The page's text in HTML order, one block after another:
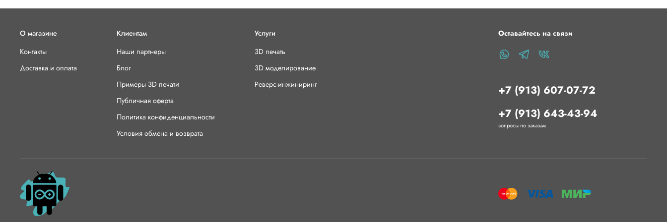
деталей- Скорость печати: 30-60 мм/с- Ретракт: длина 5-6 мм, скорость 45
проблемы со снятием готовой модели со стола, рекомендуем экстремально
улучшения сцепления пластика с покрытием платформы рекомендуем
О магазине
Контакты
Доставка и оплата
Клиентам
Наши партнеры
Блог
Примеры 3D печати
Публичная оферта
Политика конфиденциальности
Условия обмена и возврата
Услуги
3D печать
3D моделирование
Реверс-инжиниринг
Оставайтесь на связи
+7 (913) 607-07-72
+7 (913) 643-43-94
вопросы по заказам